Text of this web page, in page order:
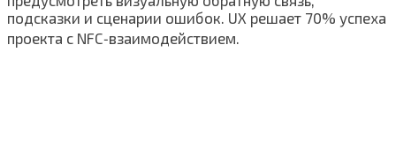
подсказки и сценарии ошибок. UX решает 70% успеха
проекта с NFC‑взаимодействием.